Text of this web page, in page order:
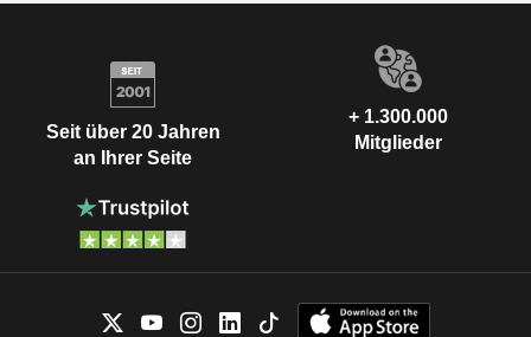
Seit über 20 Jahren
an Ihrer Seite
+ 1.300.000
Mitglieder